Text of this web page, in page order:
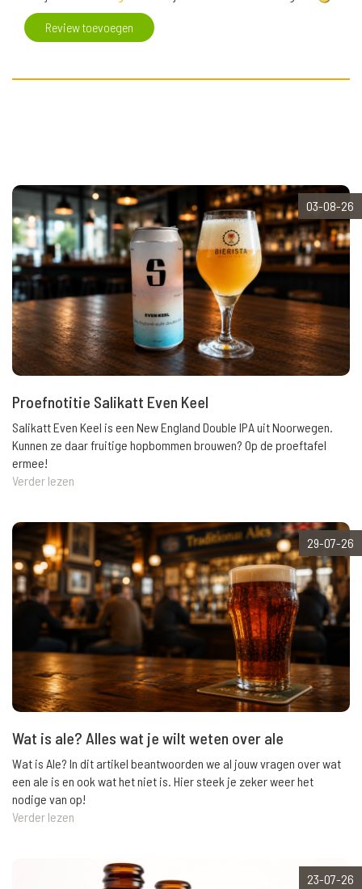
Review toevoegen
03-08-26
Proefnotitie Salikatt Even Keel
Salikatt Even Keel is een New England Double IPA uit Noorwegen.
Kunnen ze daar fruitige hopbommen brouwen? Op de proeftafel
ermee!
Verder lezen
29-07-26
Wat is ale? Alles wat je wilt weten over ale
Wat is Ale? In dit artikel beantwoorden we al jouw vragen over wat
een ale is en ook wat het niet is. Hier steek je zeker weer het
nodige van op!
Verder lezen
23-07-26